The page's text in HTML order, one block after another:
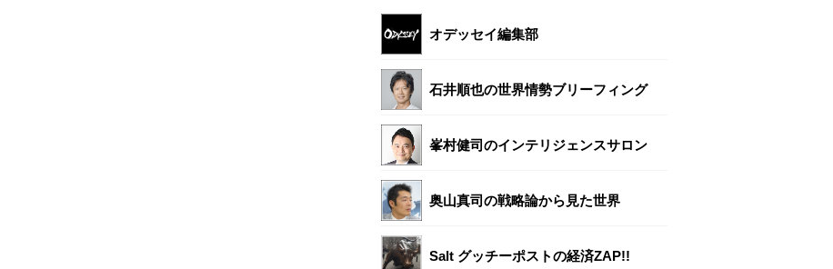
オデッセイ編集部
石井順也の世界情勢ブリーフィング
峯村健司のインテリジェンスサロン
奥山真司の戦略論から見た世界
Salt グッチーポストの経済ZAP!!